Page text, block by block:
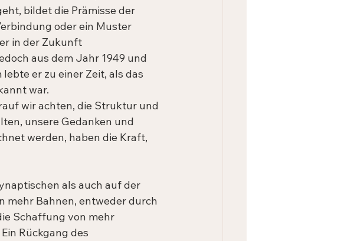
bildet die Prämisse der
oder ein Muster
in der Zukunft
aus dem Jahr 1949 und
er zu einer Zeit, als das
war.
wir achten, die Struktur und
unsere Gedanken und
werden, haben die Kraft,
als auch auf der
mehr Bahnen, entweder durch
Schaffung von mehr
Rückgang des